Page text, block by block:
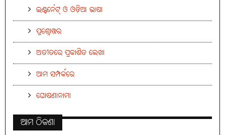
ଇଣ୍ଟର୍ନେଟ୍ ଓ ଓଡ଼ିଆ ଭାଷା
ପ୍ରଶ୍ନୋତ୍ତର
ଅତୀତରେ ପ୍ରକାଶିତ ଲେଖା
ଆମ ସମ୍ପର୍କରେ
ଘୋଷଣାନାମା
ଆମ ଠିକଣା